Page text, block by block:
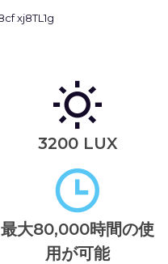
3200 LUX
最大80,000時間の使
用が可能